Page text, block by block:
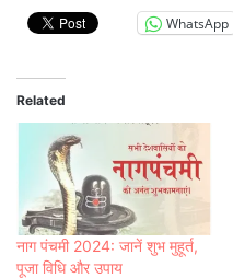
WhatsApp
Related
नाग पंचमी 2024: जानें शुभ मुहूर्त,
पूजा विधि और उपाय